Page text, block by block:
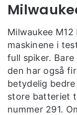
Milwaukee
maskinene i
full spiker. Bare
den har også
betydelig
store batteriet
nummer 291.